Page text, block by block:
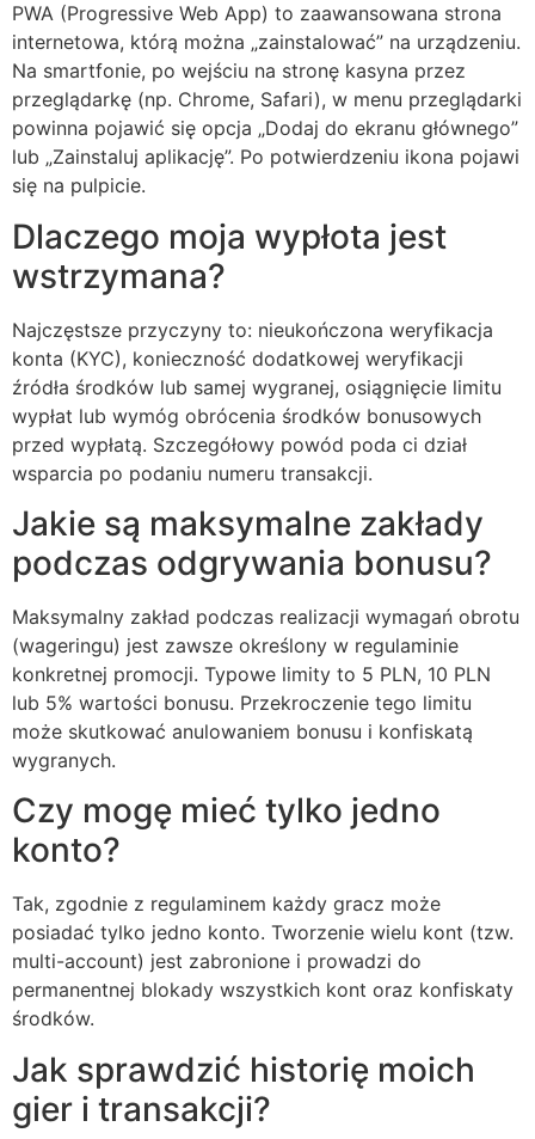
PWA (Progressive Web App) to zaawansowana strona
internetowa, którą można „zainstalować” na urządzeniu.
Na smartfonie, po wejściu na stronę kasyna przez
przeglądarkę (np. Chrome, Safari), w menu przeglądarki
powinna pojawić się opcja „Dodaj do ekranu głównego”
lub „Zainstaluj aplikację”. Po potwierdzeniu ikona pojawi
się na pulpicie.
Dlaczego moja wypłota jest
wstrzymana?
Najczęstsze przyczyny to: nieukończona weryfikacja
konta (KYC), konieczność dodatkowej weryfikacji
źródła środków lub samej wygranej, osiągnięcie limitu
wypłat lub wymóg obrócenia środków bonusowych
przed wypłatą. Szczegółowy powód poda ci dział
wsparcia po podaniu numeru transakcji.
Jakie są maksymalne zakłady
podczas odgrywania bonusu?
Maksymalny zakład podczas realizacji wymagań obrotu
(wageringu) jest zawsze określony w regulaminie
konkretnej promocji. Typowe limity to 5 PLN, 10 PLN
lub 5% wartości bonusu. Przekroczenie tego limitu
może skutkować anulowaniem bonusu i konfiskatą
wygranych.
Czy mogę mieć tylko jedno
konto?
Tak, zgodnie z regulaminem każdy gracz może
posiadać tylko jedno konto. Tworzenie wielu kont (tzw.
multi-account) jest zabronione i prowadzi do
permanentnej blokady wszystkich kont oraz konfiskaty
środków.
Jak sprawdzić historię moich
gier i transakcji?